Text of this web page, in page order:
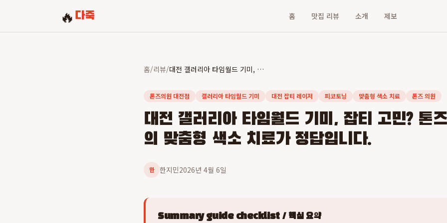
🔥 다죽 홈 맛집 리뷰 소개 제보
홈/리뷰/ 대전 갤러리아 타임월드 기미, 잡티 고민? 톤즈의원 대전점의 맞춤형 색소 치료가 정답입니다.
톤즈의원 대전점 갤러리아 타임월드 기미 대전 잡티 레이저 피코토닝 맞춤형 색소 치료 톤즈 의원
대전 갤러리아 타임월드 기미, 잡티 고민? 톤
의 맞춤형 색소 치료가 정답입니다.
한 한지민2026년 4월 6일
Summary guide checklist / 핵심 요약